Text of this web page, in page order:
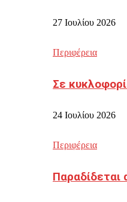
27 Ιουλίου 2026
Περιφέρεια
Σε
24 Ιουλίου 2026
Περιφέρεια
Παραδίδεται